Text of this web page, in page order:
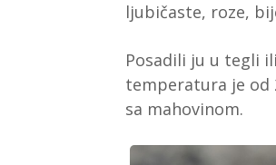
ljubičaste, roze,
Posadili ju u tegli
temperatura je od
sa mahovinom.